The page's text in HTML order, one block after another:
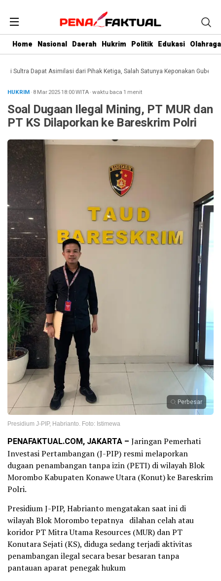
Home Nasional Daerah Hukrim Politik Edukasi Olahraga
Dapat Asimilasi dari Pihak Ketiga, Salah Satunya Keponakan Gubernur
HUKRIM· 8 Mar 202518:00WITA·waktu baca 1 menit
Soal Dugaan Ilegal Mining, PT MUR dan
PT KS Dilaporkan ke Bareskrim Polri
Perbesar
Presidium J-PIP, Habrianto. Foto: Istimewa
PENAFAKTUAL.COM, JAKARTA – Jaringan Pemerhati
Investasi Pertambangan (J-PIP) resmi melaporkan
dugaan penambangan tanpa izin (PETI) di wilayah Blok
Morombo Kabupaten Konawe Utara (Konut) ke Bareskrim
Polri.
Presidium J-PIP, Habrianto mengatakan saat ini di
wilayah Blok Morombo tepatnya dilahan celah atau
koridor PT Mitra Utama Resources (MUR) dan PT
Konutara Sejati (KS), diduga sedang terjadi aktivitas
penambangan ilegal secara besar besaran tanpa
pantauan aparat penegak hukum